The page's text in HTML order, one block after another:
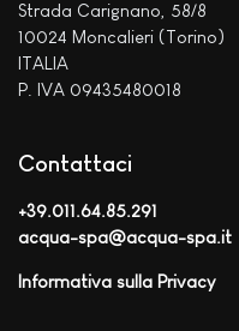
Strada Carignano, 58/8
10024 Moncalieri (Torino)
ITALIA
P. IVA 09435480018
Contattaci
+39.011.64.85.291
acqua-spa@acqua-spa.it
Informativa sulla Privacy